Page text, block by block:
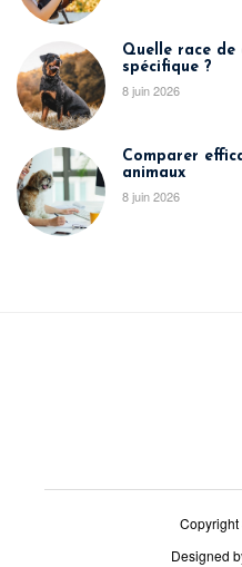
Quelle race de
spécifique ?
8 juin 2026
Comparer
animaux
8 juin 2026
Designed